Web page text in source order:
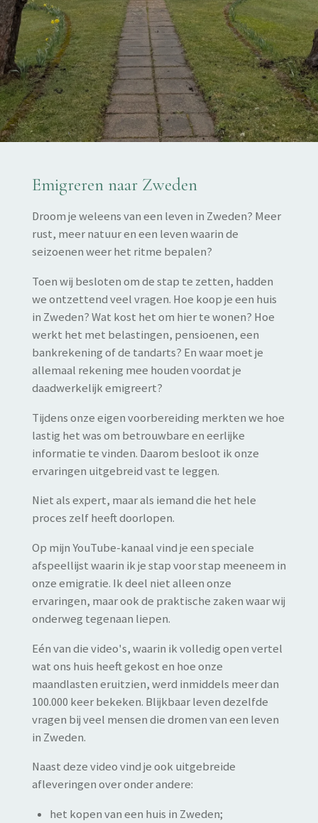
Emigreren naar Zweden
Droom je weleens van een leven in Zweden? Meer
rust, meer natuur en een leven waarin de
seizoenen weer het ritme bepalen?
Toen wij besloten om de stap te zetten, hadden
we ontzettend veel vragen. Hoe koop je een huis
in Zweden? Wat kost het om hier te wonen? Hoe
werkt het met belastingen, pensioenen, een
bankrekening of de tandarts? En waar moet je
allemaal rekening mee houden voordat je
daadwerkelijk emigreert?
Tijdens onze eigen voorbereiding merkten we hoe
lastig het was om betrouwbare en eerlijke
informatie te vinden. Daarom besloot ik onze
ervaringen uitgebreid vast te leggen.
Niet als expert, maar als iemand die het hele
proces zelf heeft doorlopen.
Op mijn YouTube-kanaal vind je een speciale
afspeellijst waarin ik je stap voor stap meeneem in
onze emigratie. Ik deel niet alleen onze
ervaringen, maar ook de praktische zaken waar wij
onderweg tegenaan liepen.
Eén van die video's, waarin ik volledig open vertel
wat ons huis heeft gekost en hoe onze
maandlasten eruitzien, werd inmiddels meer dan
100.000 keer bekeken. Blijkbaar leven dezelfde
vragen bij veel mensen die dromen van een leven
in Zweden.
Naast deze video vind je ook uitgebreide
afleveringen over onder andere:
het kopen van een huis in Zweden;